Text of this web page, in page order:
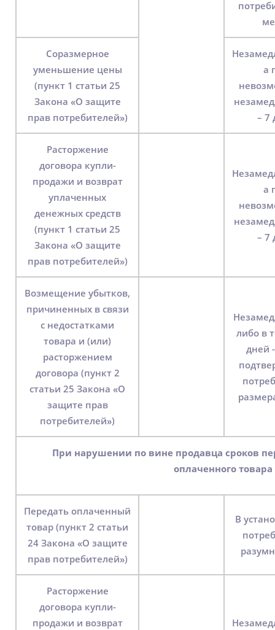
Соразмерное
уменьшение цены
(пункт 1 статьи 25
Закона «О защите
прав потребителей»)
а
– 7
Расторжение
договора купли-
продажи и возврат
уплаченных
денежных средств
(пункт 1 статьи 25
Закона «О защите
прав потребителей»)
а
– 7
Возмещение убытков,
причиненных в связи
с недостатками
товара и (или)
расторжением
договора (пункт 2
статьи 25 Закона «О
защите прав
потребителей»)
либо в
дней
При нарушении по вине продавца сроков передачи предварительно
оплаченного товара
Передать оплаченный
товар (пункт 2 статьи
24 Закона «О защите
прав потребителей»)
В
Расторжение
договора купли-
продажи и возврат